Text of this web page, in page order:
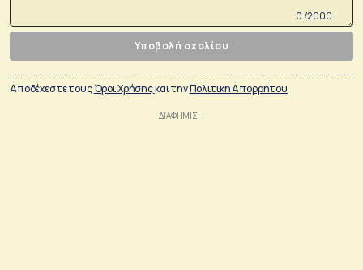
0 /2000
Υποβολή σχολίου
Αποδέχεστε τουςΌροι Χρήσηςκαι τηνΠολιτικη Απορρήτου